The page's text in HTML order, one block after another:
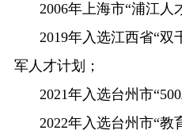
2006年上海市“浦江人
2019年入选江西省“双
军人才计划 ；
2021年入选台州市“500
2022年入选台州市“教